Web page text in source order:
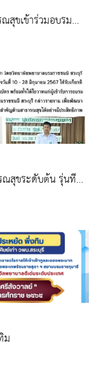
สุขเข้าร่วมอบรม
ณสุขระดับต้น รุ่นที่
ม